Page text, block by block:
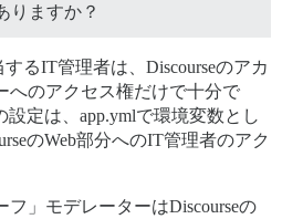
りますか？
るIT管理者は、Discourseのアカ
へのアクセス権だけで十分で
定は、app.ymlで環境変数とし
のWeb部分へのIT管理者のアク
」モデレーターはDiscourseの